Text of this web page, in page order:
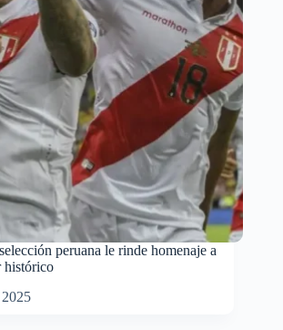
peruana le rinde homenaje a
histórico